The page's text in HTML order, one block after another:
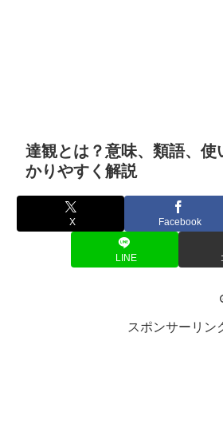
達観とは？意味、類語、使
かりやすく解説
X Facebook
LINE
スポンサーリン